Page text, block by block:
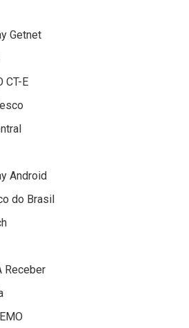
Getnet
CT-E
Android
do Brasil
Receber